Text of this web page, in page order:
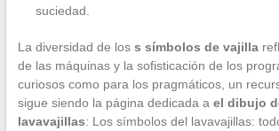
suciedad.
La diversidad de los s símbolos de vajilla
de las máquinas y la sofisticación de los
curiosos como para los pragmáticos, un
sigue siendo la página dedicada a el dibujo
lavavajillas: Los símbolos del lavavajillas: